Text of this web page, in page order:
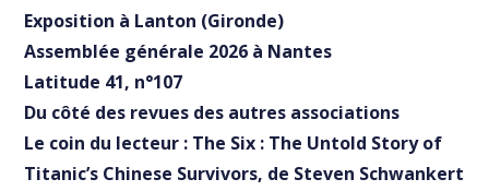
Exposition à Lanton (Gironde)
Assemblée générale 2026 à Nantes
Latitude 41, n°107
Du côté des revues des autres associations
Le coin du lecteur : The Six : The Untold Story of
Titanic’s Chinese Survivors, de Steven Schwankert